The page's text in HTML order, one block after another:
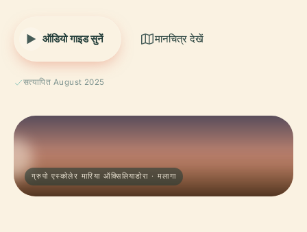
ऑडियो गाइड सुनें मानचित्र देखें
सत्यापित August 2025
ग्रुपो एस्कोलेर मारिया ऑक्सिलियाडोरा · मलागा